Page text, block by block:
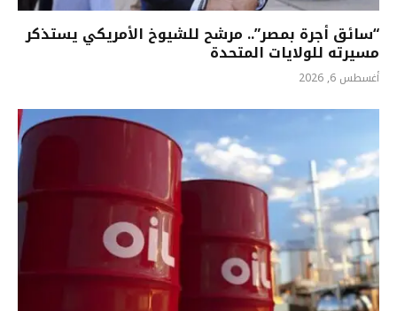
“سائق أجرة بمصر”.. مرشح للشيوخ الأمريكي يستذكر
مسيرته للولايات المتحدة
أغسطس 6, 2026